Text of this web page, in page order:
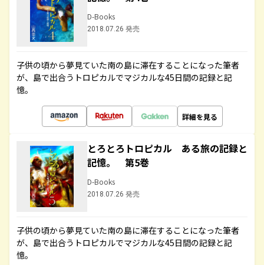
D-Books
2018.07.26 発売
子供の頃から夢見ていた南の島に滞在することになった筆者
が、島で出合うトロピカルでマジカルな45日間の記録と記
憶。
詳細を見る
とろとろトロピカル ある旅の記録と
記憶。 第5巻
D-Books
2018.07.26 発売
子供の頃から夢見ていた南の島に滞在することになった筆者
が、島で出合うトロピカルでマジカルな45日間の記録と記
憶。